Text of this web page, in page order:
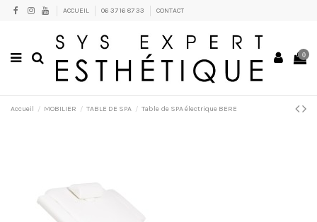
ACCUEIL 06 37 16 87 33 CONTACT
0
Accueil MOBILIER TABLE DE SPA Table de SPA électrique BERE